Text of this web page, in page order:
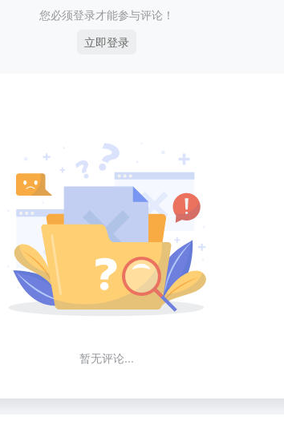
您必须登录才能参与评论！
立即登录
暂无评论...